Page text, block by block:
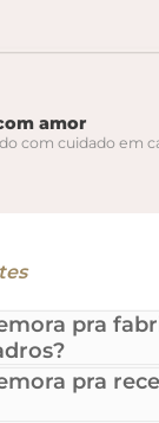
amor
com cuidado em
pra
pra